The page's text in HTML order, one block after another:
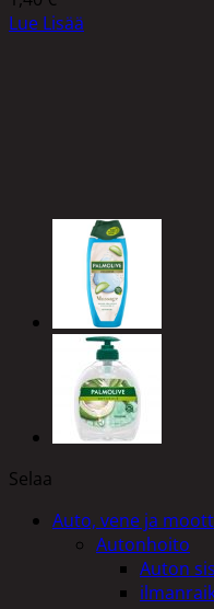
Lue Lisää
Selaa
Auto, vene ja
Autonhoito
Auton